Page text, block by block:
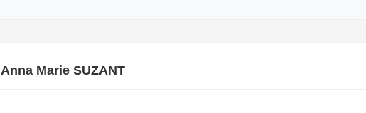
Anna Marie SUZANT